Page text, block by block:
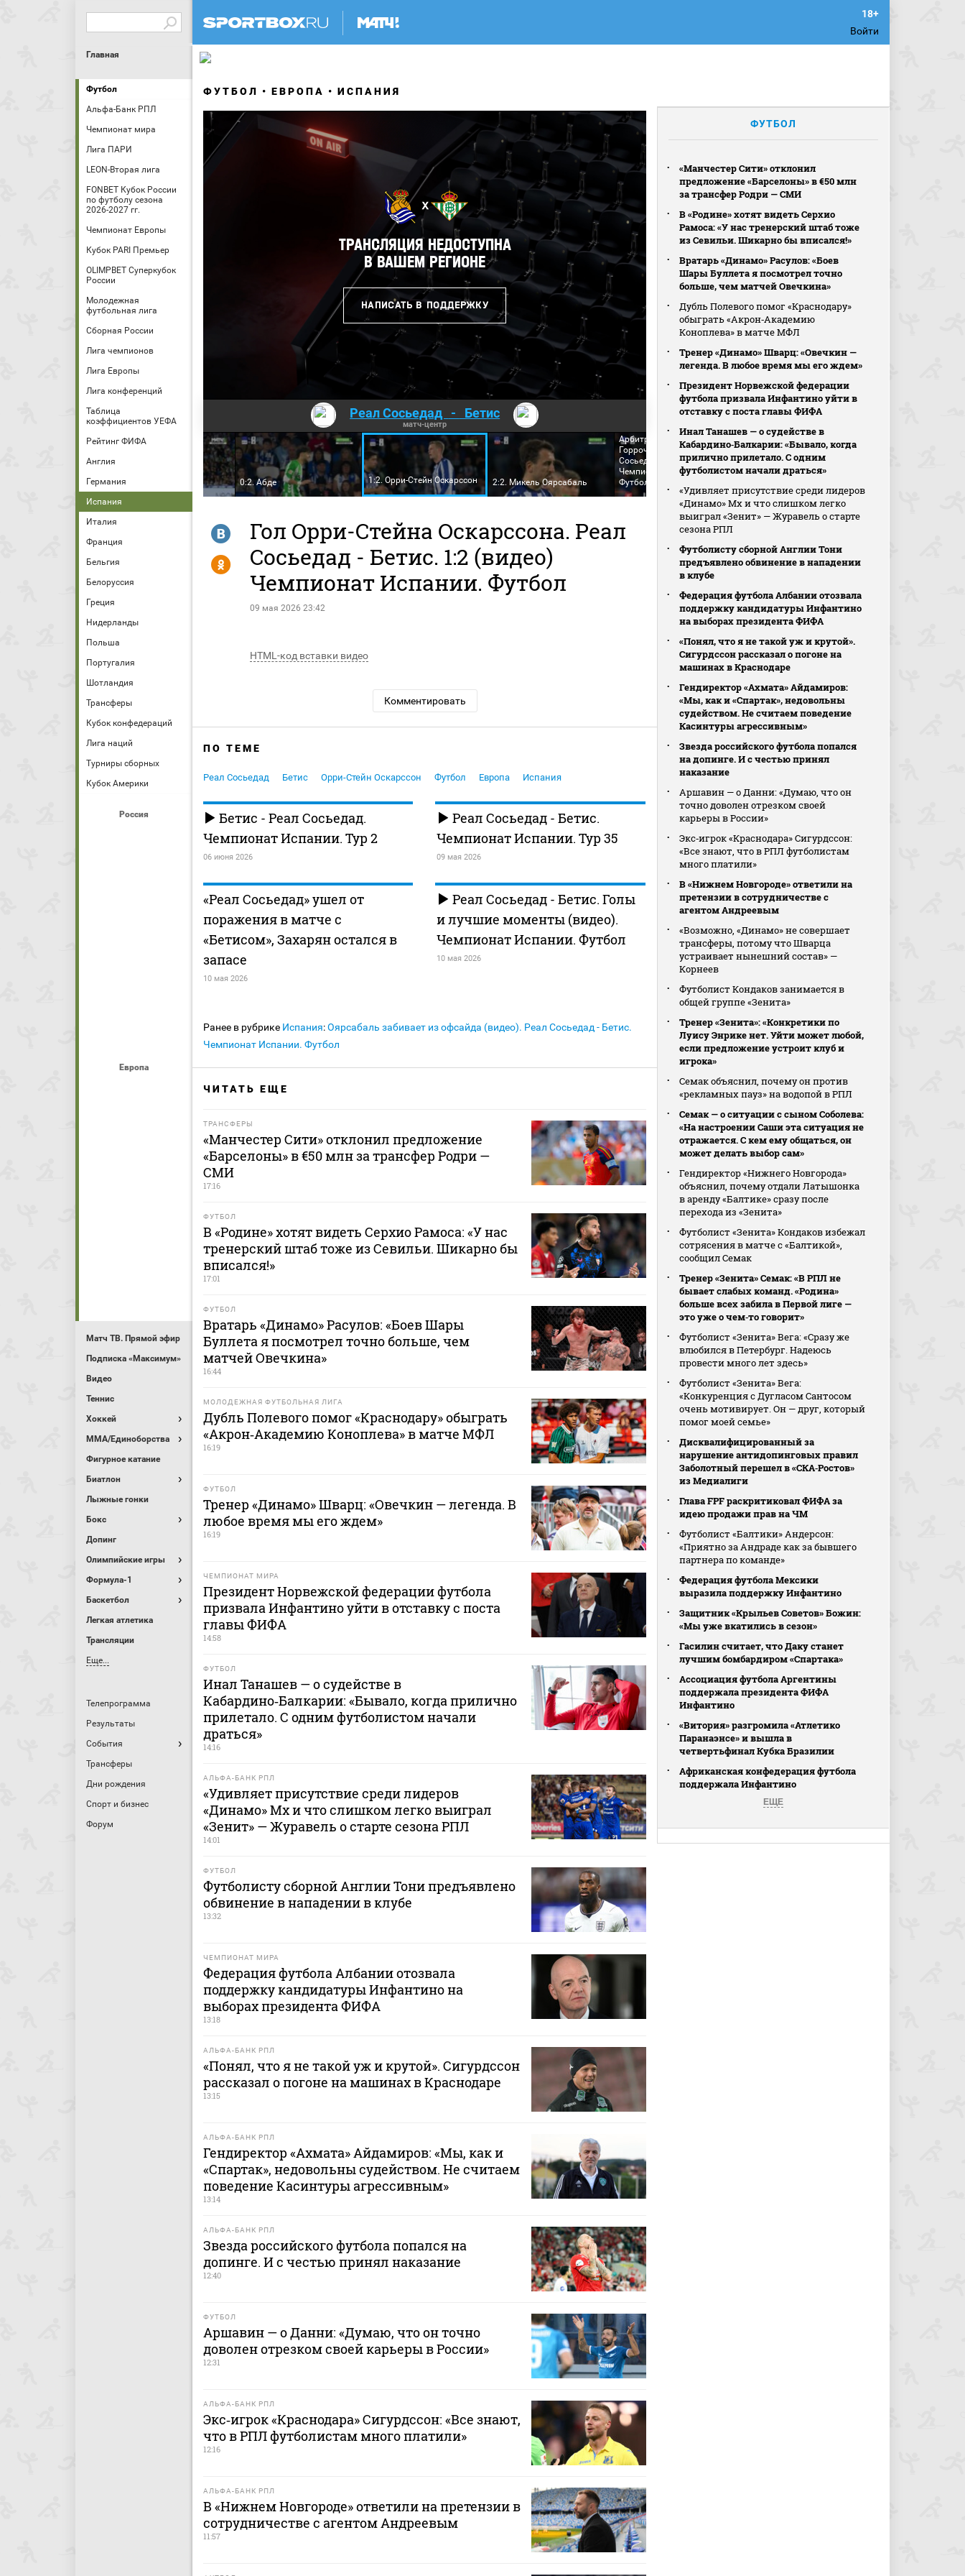
Войти
Главная
Футбол
Альфа-Банк РПЛ
Чемпионат мира
Лига ПАРИ
LEON-Вторая лига
FONBET Кубок России
по футболу сезона
2026-2027 гг.
Чемпионат Европы
Кубок PARI Премьер
OLIMPBET Суперкубок
России
Молодежная
футбольная лига
Сборная России
Лига чемпионов
Лига Европы
Лига конференций
Таблица
коэффициентов УЕФА
Рейтинг ФИФА
Англия
Германия
Испания
Италия
Франция
Бельгия
Белоруссия
Греция
Нидерланды
Польша
Португалия
Шотландия
Трансферы
Кубок конфедераций
Лига наций
Турниры сборных
Кубок Америки
Россия
Европа
Матч ТВ. Прямой эфир
Подписка «Максимум»
Видео
Теннис
Хоккей
MMA/Единоборства
Фигурное катание
Биатлон
Лыжные гонки
Бокс
Допинг
Олимпийские игры
Формула-1
Баскетбол
Легкая атлетика
Трансляции
Еще...
Телепрограмма
Результаты
События
Трансферы
Дни рождения
Спорт и бизнес
Форум
ФУТБОЛ ЕВРОПА ИСПАНИЯ
Реал Сосьедад - Бетис
матч-центр
моменты (видео).
0:1. Антони 0:2. Абде 1:2. Орри-Стейн Оскарссон 2:2. Микель Оярсабаль
Арбитр отменяет гол
Горрочатеги (видео). Реал
Сосьедад - Бетис.
Чемпионат Испании.
Футбол
Оярсабаль забивает из
офсайда (видео). Реал
Сосьедад - Бетис.
Чемпионат Испании.
Гол Орри-Стейна Оскарссона. Реал
Сосьедад - Бетис. 1:2 (видео)
Чемпионат Испании. Футбол
09 мая 2026 23:42
R
Y
HTML-код вставки видео
Комментировать
ПО ТЕМЕ
Реал Сосьедад Бетис Орри-Стейн Оскарссон Футбол Европа Испания
Бетис - Реал Сосьедад.
Чемпионат Испании. Тур 2
06 июня 2026
Реал Сосьедад - Бетис.
Чемпионат Испании. Тур 35
09 мая 2026
«Реал Сосьедад» ушел от
поражения в матче с
«Бетисом», Захарян остался в
запасе
10 мая 2026
Реал Сосьедад - Бетис. Голы
и лучшие моменты (видео).
Чемпионат Испании. Футбол
10 мая 2026
Ранее в рубрике Испания:Оярсабаль забивает из офсайда (видео). Реал Сосьедад - Бетис.
Чемпионат Испании. Футбол
ЧИТАТЬ ЕЩЕ
ТРАНСФЕРЫ
«Манчестер Сити» отклонил предложение
«Барселоны» в €50 млн за трансфер Родри —
СМИ
17:16
ФУТБОЛ
В «Родине» хотят видеть Серхио Рамоса: «У нас
тренерский штаб тоже из Севильи. Шикарно бы
вписался!»
17:01
ФУТБОЛ
Вратарь «Динамо» Расулов: «Боев Шары
Буллета я посмотрел точно больше, чем
матчей Овечкина»
16:44
МОЛОДЕЖНАЯ ФУТБОЛЬНАЯ ЛИГА
Дубль Полевого помог «Краснодару» обыграть
«Акрон‑Академию Коноплева» в матче МФЛ
16:19
ФУТБОЛ
Тренер «Динамо» Шварц: «Овечкин — легенда. В
любое время мы его ждем»
16:19
ЧЕМПИОНАТ МИРА
Президент Норвежской федерации футбола
призвала Инфантино уйти в отставку с поста
главы ФИФА
14:58
ФУТБОЛ
Инал Танашев — о судействе в
Кабардино‑Балкарии: «Бывало, когда прилично
прилетало. С одним футболистом начали
драться»
14:16
АЛЬФА-БАНК РПЛ
«Удивляет присутствие среди лидеров
«Динамо» Мх и что слишком легко выиграл
«Зенит» — Журавель о старте сезона РПЛ
14:01
ФУТБОЛ
Футболисту сборной Англии Тони предъявлено
обвинение в нападении в клубе
13:32
ЧЕМПИОНАТ МИРА
Федерация футбола Албании отозвала
поддержку кандидатуры Инфантино на
выборах президента ФИФА
13:18
АЛЬФА-БАНК РПЛ
«Понял, что я не такой уж и крутой». Сигурдссон
рассказал о погоне на машинах в Краснодаре
13:15
АЛЬФА-БАНК РПЛ
Гендиректор «Ахмата» Айдамиров: «Мы, как и
«Спартак», недовольны судейством. Не считаем
поведение Касинтуры агрессивным»
13:14
АЛЬФА-БАНК РПЛ
Звезда российского футбола попался на
допинге. И с честью принял наказание
12:40
ФУТБОЛ
Аршавин — о Данни: «Думаю, что он точно
доволен отрезком своей карьеры в России»
12:31
АЛЬФА-БАНК РПЛ
Экс‑игрок «Краснодара» Сигурдссон: «Все знают,
что в РПЛ футболистам много платили»
12:16
АЛЬФА-БАНК РПЛ
В «Нижнем Новгороде» ответили на претензии в
сотрудничестве с агентом Андреевым
11:57
ФУТБОЛ
«Манчестер Сити» отклонил
предложение «Барселоны» в €50 млн
за трансфер Родри — СМИ
В «Родине» хотят видеть Серхио
Рамоса: «У нас тренерский штаб тоже
из Севильи. Шикарно бы вписался!»
Вратарь «Динамо» Расулов: «Боев
Шары Буллета я посмотрел точно
больше, чем матчей Овечкина»
Дубль Полевого помог «Краснодару»
обыграть «Акрон‑Академию
Коноплева» в матче МФЛ
Тренер «Динамо» Шварц: «Овечкин —
легенда. В любое время мы его ждем»
Президент Норвежской федерации
футбола призвала Инфантино уйти в
отставку с поста главы ФИФА
Инал Танашев — о судействе в
Кабардино‑Балкарии: «Бывало, когда
прилично прилетало. С одним
футболистом начали драться»
«Удивляет присутствие среди лидеров
«Динамо» Мх и что слишком легко
выиграл «Зенит» — Журавель о старте
сезона РПЛ
Футболисту сборной Англии Тони
предъявлено обвинение в нападении
в клубе
Федерация футбола Албании отозвала
поддержку кандидатуры Инфантино
на выборах президента ФИФА
«Понял, что я не такой уж и крутой».
Сигурдссон рассказал о погоне на
машинах в Краснодаре
Гендиректор «Ахмата» Айдамиров:
«Мы, как и «Спартак», недовольны
судейством. Не считаем поведение
Касинтуры агрессивным»
Звезда российского футбола попался
на допинге. И с честью принял
наказание
Аршавин — о Данни: «Думаю, что он
точно доволен отрезком своей
карьеры в России»
Экс‑игрок «Краснодара» Сигурдссон:
«Все знают, что в РПЛ футболистам
много платили»
В «Нижнем Новгороде» ответили на
претензии в сотрудничестве с
агентом Андреевым
«Возможно, «Динамо» не совершает
трансферы, потому что Шварца
устраивает нынешний состав» —
Корнеев
Футболист Кондаков занимается в
общей группе «Зенита»
Тренер «Зенита»: «Конкретики по
Луису Энрике нет. Уйти может любой,
если предложение устроит клуб и
игрока»
Семак объяснил, почему он против
«рекламных пауз» на водопой в РПЛ
Семак — о ситуации с сыном Соболева:
«На настроении Саши эта ситуация не
отражается. С кем ему общаться, он
может делать выбор сам»
Гендиректор «Нижнего Новгорода»
объяснил, почему отдали Латышонка
в аренду «Балтике» сразу после
перехода из «Зенита»
Футболист «Зенита» Кондаков избежал
сотрясения в матче с «Балтикой»,
сообщил Семак
Тренер «Зенита» Семак: «В РПЛ не
бывает слабых команд. «Родина»
больше всех забила в Первой лиге —
это уже о чем‑то говорит»
Футболист «Зенита» Вега: «Сразу же
влюбился в Петербург. Надеюсь
провести много лет здесь»
Футболист «Зенита» Вега:
«Конкуренция с Дугласом Сантосом
очень мотивирует. Он — друг, который
помог моей семье»
Дисквалифицированный за
нарушение антидопинговых правил
Заболотный перешел в «СКА‑Ростов»
из Медиалиги
Глава FPF раскритиковал ФИФА за
идею продажи прав на ЧМ
Футболист «Балтики» Андерсон:
«Приятно за Андраде как за бывшего
партнера по команде»
Федерация футбола Мексики
выразила поддержку Инфантино
Защитник «Крыльев Советов» Божин:
«Мы уже вкатились в сезон»
Гасилин считает, что Даку станет
лучшим бомбардиром «Спартака»
Ассоциация футбола Аргентины
поддержала президента ФИФА
Инфантино
«Витория» разгромила «Атлетико
Паранаэнсе» и вышла в
четвертьфинал Кубка Бразилии
Африканская конфедерация футбола
поддержала Инфантино
ЕЩЕ